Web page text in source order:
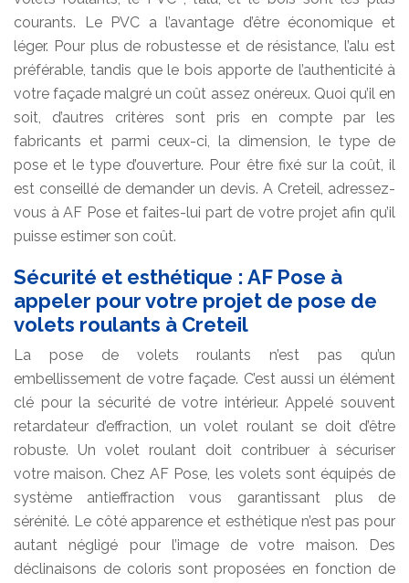
courants. Le PVC a l’avantage d’être économique et
léger. Pour plus de robustesse et de résistance, l’alu est
préférable, tandis que le bois apporte de l’authenticité à
votre façade malgré un coût assez onéreux. Quoi qu’il en
soit, d’autres critères sont pris en compte par les
fabricants et parmi ceux-ci, la dimension, le type de
pose et le type d’ouverture. Pour être fixé sur la coût, il
est conseillé de demander un devis. A Creteil, adressez-
vous à AF Pose et faites-lui part de votre projet afin qu’il
puisse estimer son coût.
Sécurité et esthétique : AF Pose à
appeler pour votre projet de pose de
volets roulants à Creteil
La pose de volets roulants n’est pas qu’un
embellissement de votre façade. C’est aussi un élément
clé pour la sécurité de votre intérieur. Appelé souvent
retardateur d’effraction, un volet roulant se doit d’être
robuste. Un volet roulant doit contribuer à sécuriser
votre maison. Chez AF Pose, les volets sont équipés de
système antieffraction vous garantissant plus de
sérénité. Le côté apparence et esthétique n’est pas pour
autant négligé pour l’image de votre maison. Des
déclinaisons de coloris sont proposées en fonction de